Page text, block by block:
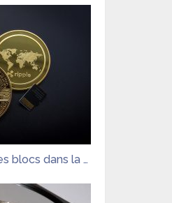
blocs dans la …